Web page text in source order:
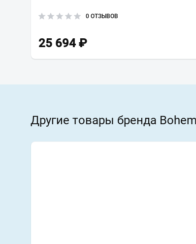
0 ОТЗЫВОВ
25 694 ₽
Другие товары бренда